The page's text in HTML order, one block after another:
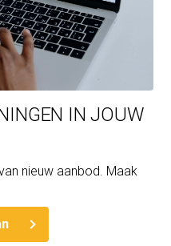
IN JOUW
nieuw aanbod. Maak